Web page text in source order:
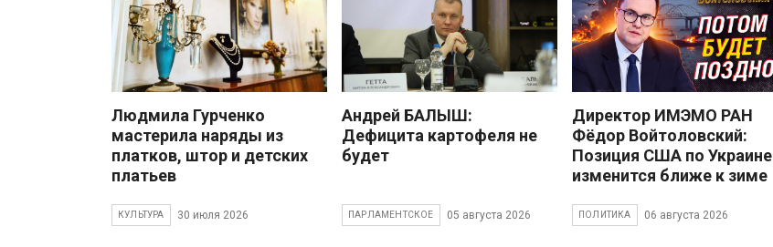
Людмила Гурченко
мастерила наряды из
платков, штор и детских
платьев
КУЛЬТУРА 30 июля 2026
Андрей БАЛЫШ:
Дефицита картофеля не
будет
ПАРЛАМЕНТСКОЕ 05 августа 2026
Директор ИМЭМО РАН
Фёдор Войтоловский:
Позиция США по Украине
изменится ближе к зиме
ПОЛИТИКА 06 августа 2026